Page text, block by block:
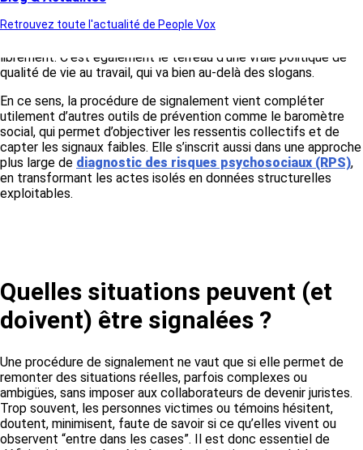
Retrouvez toute l'actualité de People Vox
dans ce type d’environnement que s’installe la confiance, que
librement. C’est également le terreau d’une vraie politique de
qualité de vie au travail, qui va bien au-delà des slogans.
En ce sens, la procédure de signalement vient compléter
utilement d’autres outils de prévention comme le baromètre
social, qui permet d’objectiver les ressentis collectifs et de
capter les signaux faibles. Elle s’inscrit aussi dans une approche
plus large de diagnostic des risques psychosociaux (RPS),
en transformant les actes isolés en données structurelles
exploitables.
Quelles situations peuvent (et
doivent) être signalées ?
Une procédure de signalement ne vaut que si elle permet de
remonter des situations réelles, parfois complexes ou
ambigües, sans imposer aux collaborateurs de devenir juristes.
Trop souvent, les personnes victimes ou témoins hésitent,
doutent, minimisent, faute de savoir si ce qu’elles vivent ou
observent “entre dans les cases”. Il est donc essentiel de